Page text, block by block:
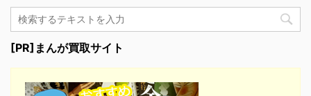
[PR]まんが買取サイト